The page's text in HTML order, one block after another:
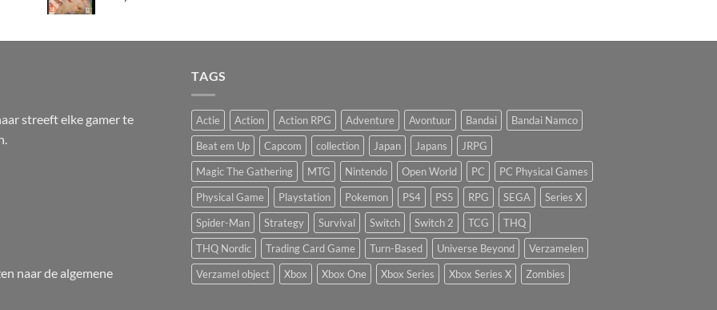
streeft elke gamer te
naar dealgemene
TAGS
Actie Action Action RPG Adventure Avontuur Bandai
Bandai Namco
Beat em Up
Capcom collection Japan Japans
JRPG
Magic The Gathering
MTG Nintendo Open World PC
PC Physical Games
Physical Game
Playstation Pokemon PS4 PS5 RPG SEGA
Series X
Spider-Man
Strategy Survival Switch Switch 2 TCG
THQ
THQ Nordic
Trading Card Game Turn-Based Universe Beyond
Verzamelen
Verzamel object
Xbox Xbox One Xbox Series Xbox Series X Zombies